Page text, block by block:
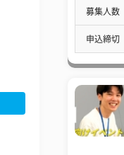
募集人数
申込締切